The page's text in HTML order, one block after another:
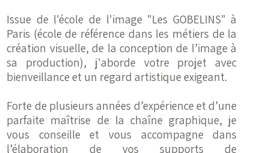
Issue de l'école de l'image "Les GOBELINS" à
Paris (école de référence dans les métiers de la
création visuelle, de la conception de l’image à
sa production), j'aborde votre projet avec
bienveillance et un regard artistique exigeant.
Forte de plusieurs années d’expérience et d’une
parfaite maîtrise de la chaîne graphique, je
vous conseille et vous accompagne dans
l’élaboration de vos supports de